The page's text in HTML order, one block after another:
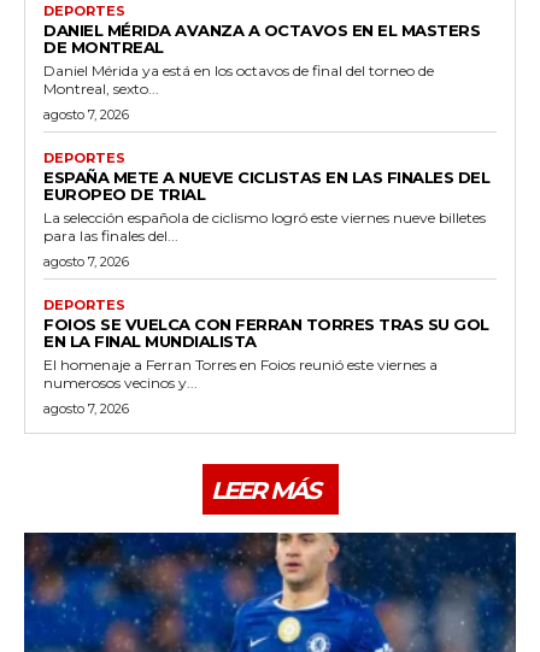
DEPORTES
DANIEL MÉRIDA AVANZA A OCTAVOS EN EL MASTERS
DE MONTREAL
Daniel Mérida ya está en los octavos de final del torneo de
Montreal, sexto...
agosto 7, 2026
DEPORTES
ESPAÑA METE A NUEVE CICLISTAS EN LAS FINALES DEL
EUROPEO DE TRIAL
La selección española de ciclismo logró este viernes nueve billetes
para las finales del...
agosto 7, 2026
DEPORTES
FOIOS SE VUELCA CON FERRAN TORRES TRAS SU GOL
EN LA FINAL MUNDIALISTA
El homenaje a Ferran Torres en Foios reunió este viernes a
numerosos vecinos y...
agosto 7, 2026
LEER MÁS